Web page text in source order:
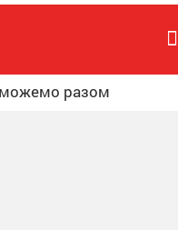
разом